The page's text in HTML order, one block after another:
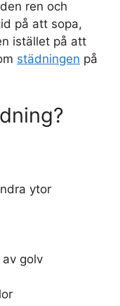
ren och
på att sopa,
istället på att
städningen på
ytor
golv